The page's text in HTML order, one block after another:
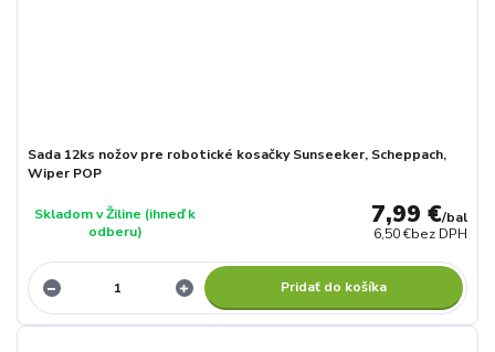
Sada 12ks nožov pre robotické kosačky Sunseeker, Scheppach,
Wiper POP
7,99 €/bal
6,50 €bez DPH
Skladom v Žiline (ihneď k
odberu)
Pridať do košíka